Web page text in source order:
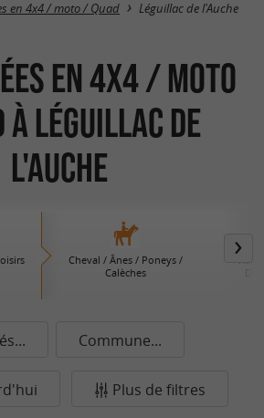
en 4x4 / moto / Quad Léguillac de l'Auche
en 4x4 / moto
à Léguillac de
l'Auche
Cheval / Ânes / Poneys /
Calèches
Commune...
Plus de filtres